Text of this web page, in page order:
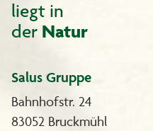
liegt in
der Natur
Salus Gruppe
Bahnhofstr. 24
83052 Bruckmühl